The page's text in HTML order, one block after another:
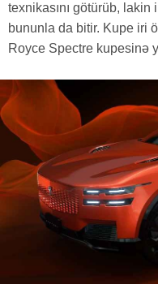
texnikasını götürüb, lakin
bununla da bitir. Kupe iri
Royce Spectre kupesinə